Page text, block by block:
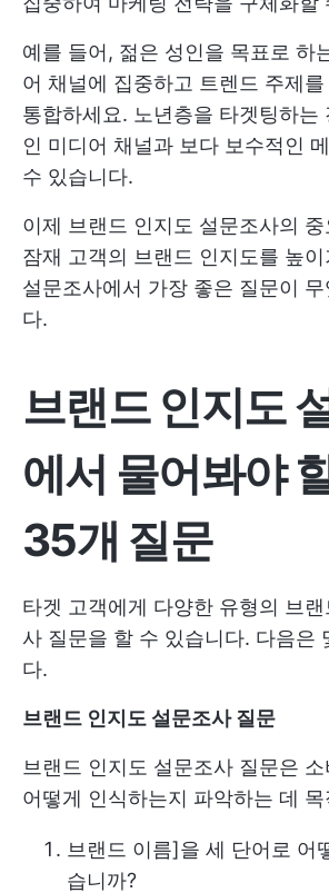
예를 들어, 젊은 성인을 목표로 하
어 채널에 집중하고 트렌드 주제
통합하세요. 노년층을 타겟팅하는
인 미디어 채널과 보다 보수적인
수 있습니다.
이제 브랜드 인지도 설문조사의
잠재 고객의 브랜드 인지도를 높
설문조사에서 가장 좋은 질문이
다.
브랜드 인지도
에서 물어봐야
35개 질문
타겟 고객에게 다양한 유형의 브
사 질문을 할 수 있습니다. 다음은
다.
브랜드 인지도 설문조사 질문
브랜드 인지도 설문조사 질문은
어떻게 인식하는지 파악하는 데
브랜드 이름]을 세 단어로 어
습니까?